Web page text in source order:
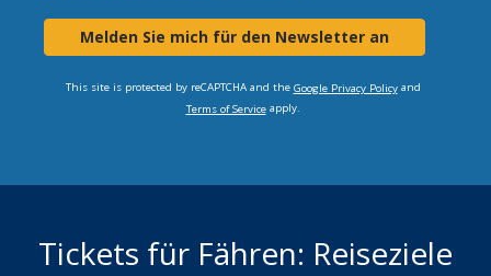
Melden Sie mich für den Newsletter an
This site is protected by reCAPTCHA and the Google Privacy Policyand
Terms of Serviceapply.
Tickets für Fähren: Reiseziele